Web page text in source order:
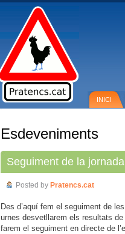
INICI
Esdeveniments
Seguiment de la
Posted by Pratencs.cat
Des d’aquí fem el seguiment de
urnes desvetllarem els resultats de
farem el seguiment en directe de